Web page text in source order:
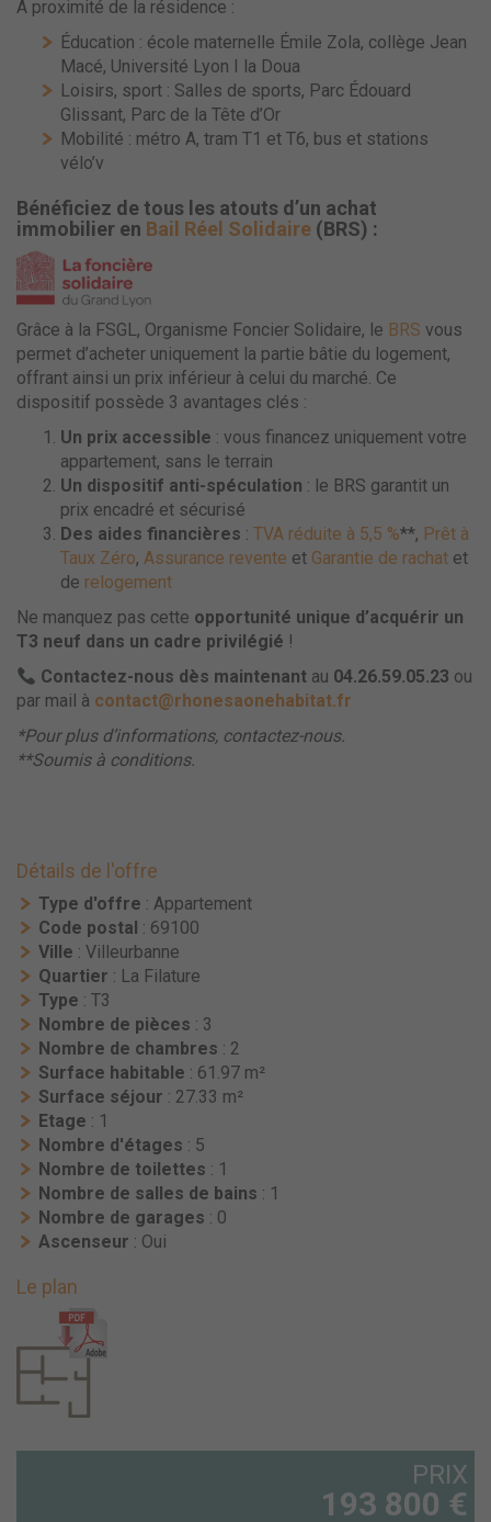
À proximité de la résidence :
Éducation : école maternelle Émile Zola, collège Jean
Macé, Université Lyon I la Doua
Loisirs, sport : Salles de sports, Parc Édouard
Glissant, Parc de la Tête d’Or
Mobilité : métro A, tram T1 et T6, bus et stations
vélo’v
Bénéficiez de tous les atouts d’un achat
immobilier en Bail Réel Solidaire (BRS) :
Grâce à la FSGL, Organisme Foncier Solidaire, le BRS vous
permet d’acheter uniquement la partie bâtie du logement,
offrant ainsi un prix inférieur à celui du marché. Ce
dispositif possède 3 avantages clés :
Un prix accessible : vous financez uniquement votre
appartement, sans le terrain
Un dispositif anti-spéculation : le BRS garantit un
prix encadré et sécurisé
Des aides financières : TVA réduite à 5,5 %**, Prêt à
Taux Zéro, Assurance revente et Garantie de rachat et
de relogement
Ne manquez pas cette opportunité unique d’acquérir un
T3 neuf dans un cadre privilégié !
Contactez-nous dès maintenant au 04.26.59.05.23 ou
par mail à contact@rhonesaonehabitat.fr
*Pour plus d’informations, contactez-nous.
**Soumis à conditions.
Détails de l'offre
Type d'offre : Appartement
Code postal : 69100
Ville : Villeurbanne
Quartier : La Filature
Type : T3
Nombre de pièces : 3
Nombre de chambres : 2
Surface habitable : 61.97 m²
Surface séjour : 27.33 m²
Etage : 1
Nombre d'étages : 5
Nombre de toilettes : 1
Nombre de salles de bains : 1
Nombre de garages : 0
Ascenseur : Oui
Le plan
PRIX
193 800 €